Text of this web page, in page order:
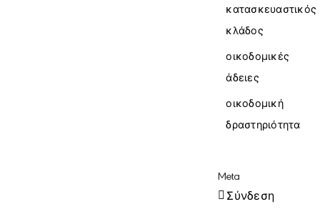
κατασκευαστικός
κλάδος
οικοδομικές
άδειες
οικοδομική
δραστηριότητα
Meta
Σύνδεση